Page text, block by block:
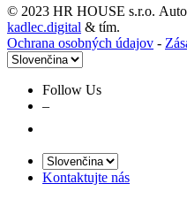
© 2023 HR HOUSE s.r.o.
kadlec.digital & tím.
Ochrana osobných údajov -
Follow Us
–
Kontaktujte nás